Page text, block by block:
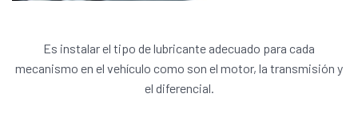
Es instalar el tipo de lubricante adecuado para cada
mecanismo en el vehículo como son el motor, la transmisión y
el diferencial.